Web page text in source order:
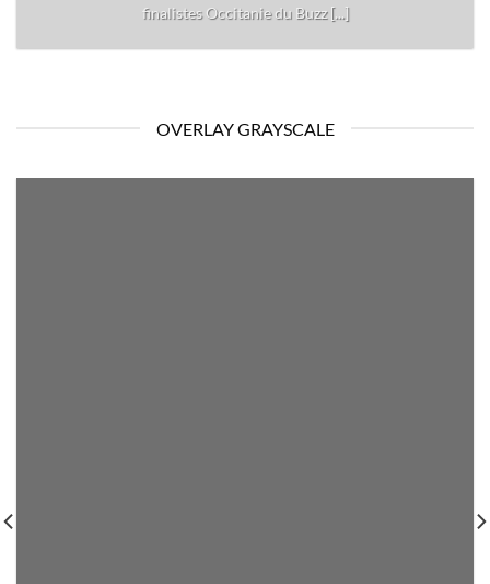
finalistes Occitanie du Buzz [...]
OVERLAY GRAYSCALE